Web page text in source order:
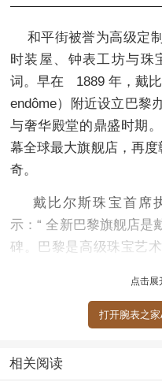
和平街被誉为高级定
时装屋、钟表工坊与珠
词。早在 1889 年，戴
endôme）附近设立巴黎
与奢华殿堂的鼎盛时期
幕全球最大旗舰店，再
奇。
戴比尔斯珠宝首席执
示：“ 全新巴黎旗舰店是
碑。巴黎是高级珠宝艺
回溯 1860 年代，和平
建筑焕新重塑，成为戴
点击展
打开腕表之
相关阅读